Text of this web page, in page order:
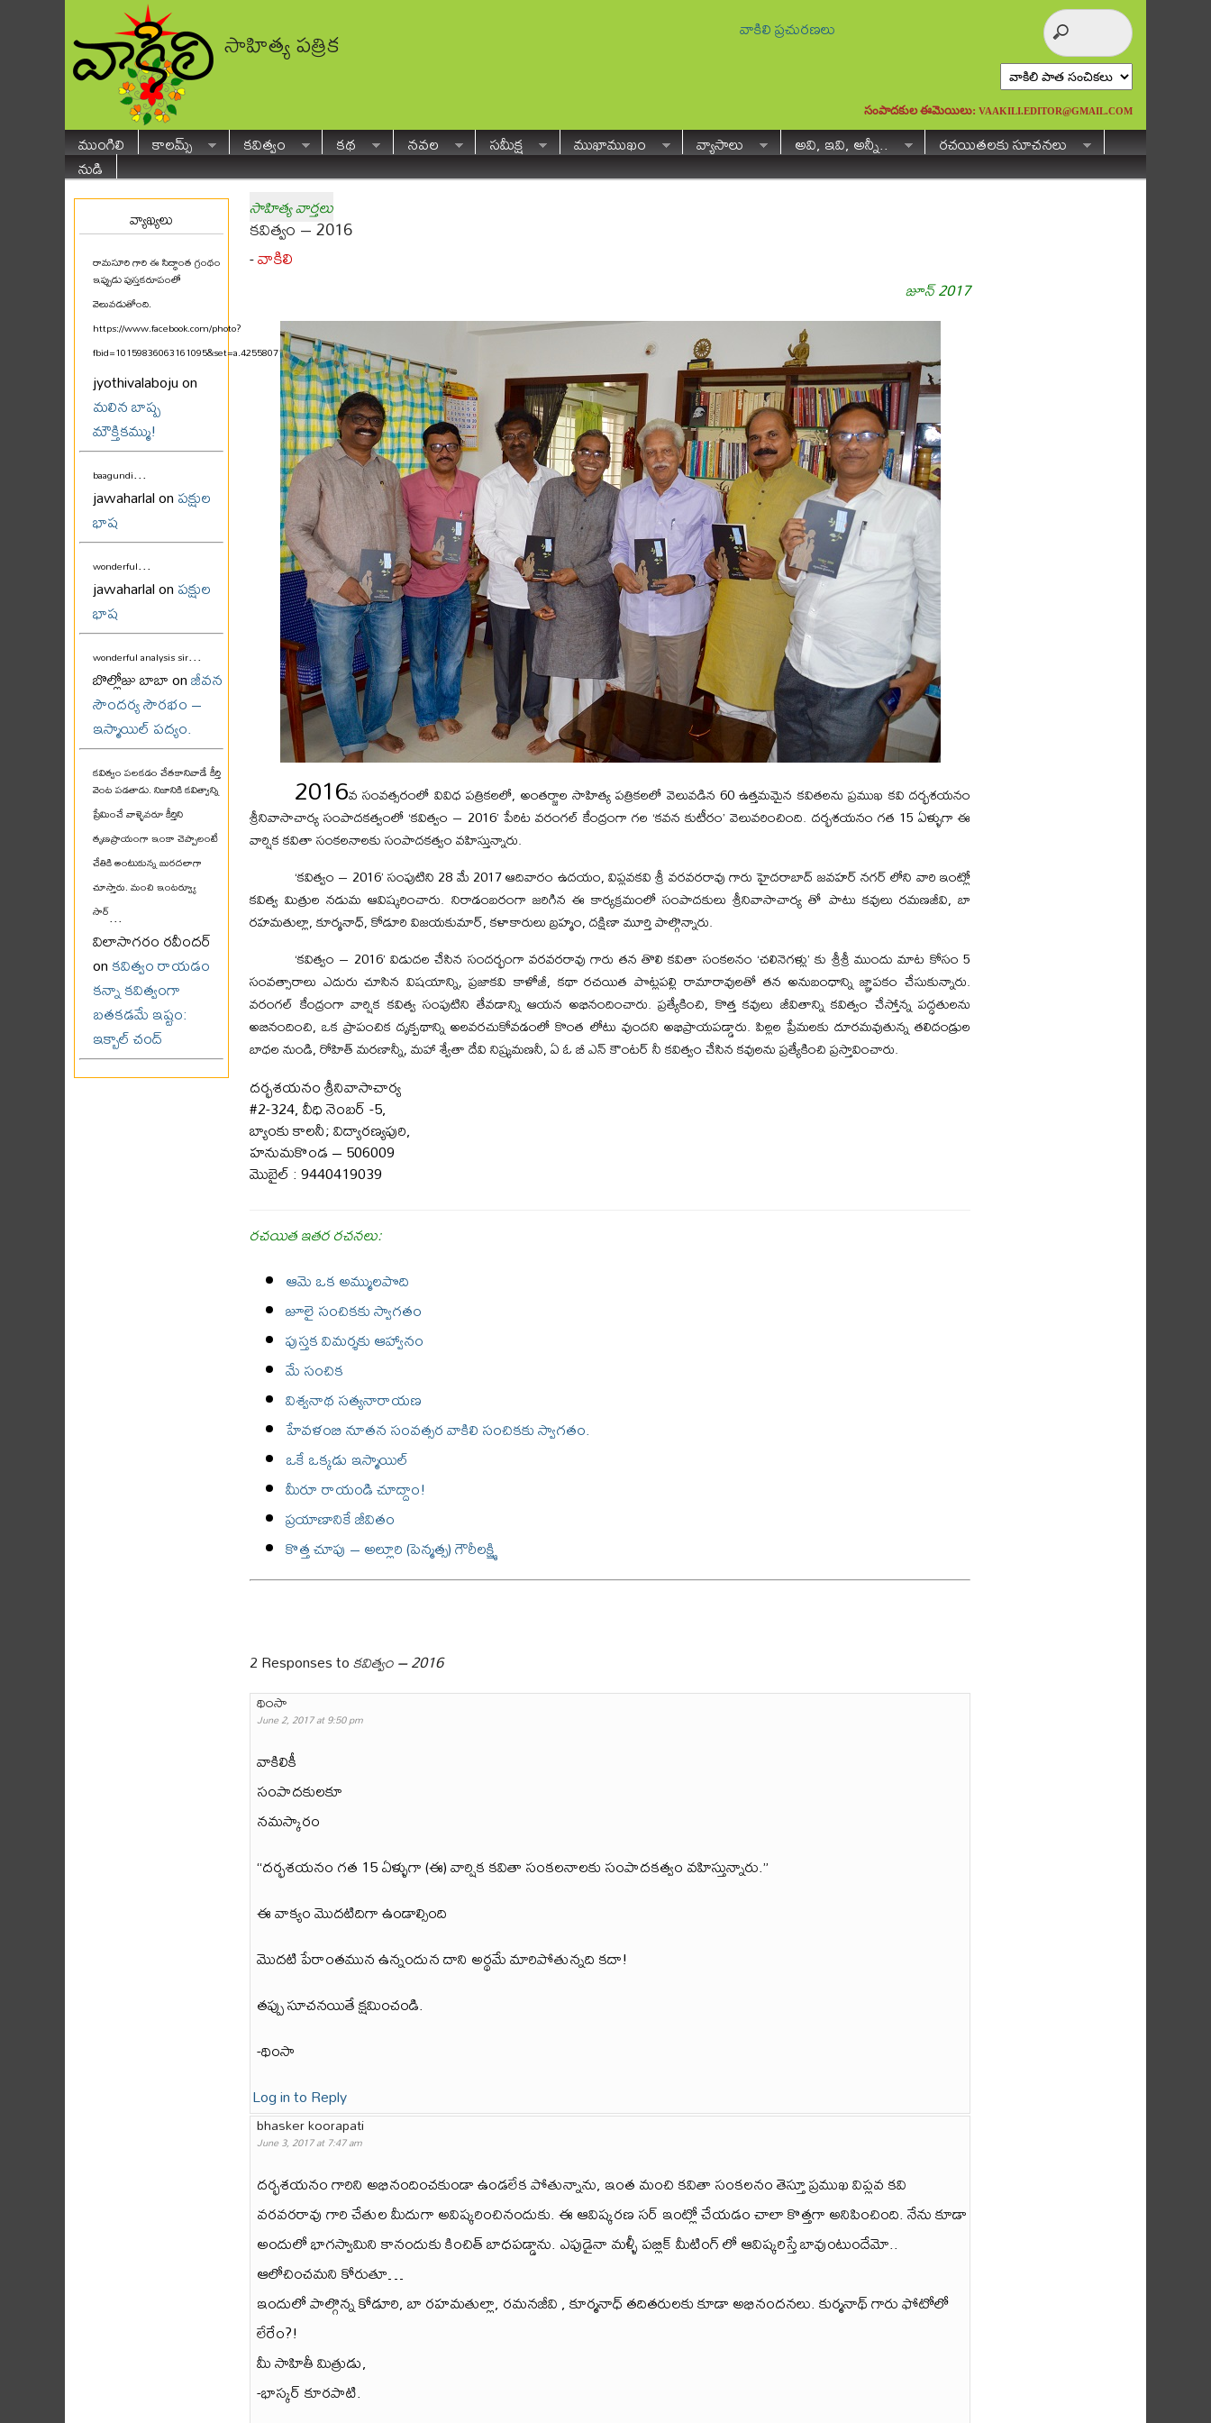
సాహిత్య పత్రిక వాకిలి ప్రచురణలు
సంపాదకుల ఈమెయిలు: VAAKILI.EDITOR@GMAIL.COM
ముంగిలి కాలమ్స్ కవిత్వం కథ నవల సమీక్ష ముఖాముఖం వ్యాసాలు అవి, ఇవి, అన్నీ..
రచయితలకు సూచనలు
నుడి
వ్యాఖ్యలు
రామసూరి గారి ఈ సిద్ధాంత గ్రంథం
ఇప్పుడు పుస్తకరూపంలో
వెలువడుతోంది.
https://www.facebook.com/photo?
fbid=10159836063161095&set=a.425580711094...
jyothivalaboju on
మలిన బాష్ప
మౌక్తికమ్ము!
baagundi...
jawaharlal onపక్షుల
భాష
wonderful...
jawaharlal onపక్షుల
భాష
wonderful analysis sir...
బొల్లోజు బాబా onజీవన
సౌందర్య సౌరభం –
ఇస్మాయిల్ పద్యం.
కవిత్వం పలకడం చేతకానివాడే కీర్తి
వెంట పడతాడు. నిజానికి కవిత్వాన్ని
ప్రేమించే వాళ్ళెవరూ కీర్తిని
తృణప్రాయంగా ఇంకా చెప్పాలంటే
చేతికి అంటుకున్న బురదలాగా
చూస్తారు. మంచి ఇంటర్వ్యూ
సార్...
విలాసాగరం రవీందర్
onకవిత్వం రాయడం
కన్నా కవిత్వంగా
బతకడమే ఇష్టం:
ఇక్బాల్ చంద్
సాహిత్య వార్తలు
కవిత్వం – 2016
-వాకిలి
జూన్ 2017
2016వ సంవత్సరంలో వివిధ పత్రికలలో, అంతర్జాల సాహిత్య పత్రికలలో వెలువడిన 60 ఉత్తమమైన కవితలను ప్రముఖ కవి దర్భశయనం
శ్రీనివాసాచార్య సంపాదకత్వంలో ‘కవిత్వం – 2016’ పేరిట వరంగల్ కేంద్రంగా గల ‘కవన కుటీరం’ వెలువరించింది. దర్భశయనం గత 15 ఏళ్ళుగా ఈ
వార్షిక కవితా సంకలనాలకు సంపాదకత్వం వహిస్తున్నారు.
‘కవిత్వం – 2016’ సంపుటిని 28 మే 2017 ఆదివారం ఉదయం, విప్లవకవి శ్రీ వరవరరావు గారు హైదరాబాద్ జవహర్ నగర్ లోని వారి ఇంట్లో
కవిత్వ మిత్రుల నడుమ ఆవిష్కరించారు. నిరాడంబరంగా జరిగిన ఈ కార్యక్రమంలో సంపాదకులు శ్రీనివాసాచార్య తో పాటు కవులు రమణజీవి, బా
రహమతుల్లా, కూర్మనాధ్, కోడూరి విజయకుమార్, కళాకారులు బ్రహ్మం, దక్షిణా మూర్తి పాల్గొన్నారు.
‘కవిత్వం – 2016’ విడుదల చేసిన సందర్భంగా వరవరరావు గారు తన తొలి కవితా సంకలనం ‘చలినెగళ్లు’ కు శ్రీశ్రీ ముందు మాట కోసం 5
సంవత్సారాలు ఎదురు చూసిన విషయాన్ని, ప్రజాకవి కాళోజీ, కథా రచయిత పొట్లపల్లి రామారావులతో తన అనుబంధాన్ని జ్ఞాపకం చేసుకున్నారు.
వరంగల్ కేంద్రంగా వార్షిక కవిత్వ సంపుటిని తేవడాన్ని ఆయన అభినందించారు. ప్రత్యేకించి, కొత్త కవులు జీవితాన్ని కవిత్వం చేస్తోన్న పద్ధతులను
అబినందించి, ఒక ప్రాపంచిక దృక్పథాన్ని అలవరచుకోవడంలో కొంత లోటు వుందని అభిప్రాయపడ్డారు. పిల్లల ప్రేమలకు దూరమవుతున్న తలిదండ్రుల
బాధల నుండి, రోహిత్ మరణాన్నీ, మహా శ్వేతా దేవి నిష్క్రమణనీ, ఏ ఓ బీ ఎన్ కౌంటర్ నీ కవిత్వం చేసిన కవులను ప్రత్యేకించి ప్రస్తావించారు.
దర్భశయనం శ్రీనివాసాచార్య
#2-324, వీధి నెంబర్ -5,
బ్యాంకు కాలనీ; విద్యారణ్యపురి,
హనుమకొండ – 506009
మొబైల్ : 9440419039
రచయిత ఇతర రచనలు:
ఆమె ఒక అమ్ములపొది
జూలై సంచికకు స్వాగతం
పుస్తక విమర్శకు ఆహ్వానం
మే సంచిక
విశ్వనాథ సత్యనారాయణ
హేవళంబి నూతన సంవత్సర వాకిలి సంచికకు స్వాగతం.
ఒకే ఒక్కడు ఇస్మాయిల్
మీరూ రాయండి చూద్దాం!
ప్రయాణానికే జీవితం
కొత్త చూపు – అల్లూరి (పెన్మత్స) గౌరీలక్ష్మి
2 Responses toకవిత్వం – 2016
థింసా
June 2, 2017 at 9:50 pm
వాకిలికీ
సంపాదకులకూ
నమస్కారం
“దర్భశయనం గత 15 ఏళ్ళుగా (ఈ) వార్షిక కవితా సంకలనాలకు సంపాదకత్వం వహిస్తున్నారు.”
ఈ వాక్యం మొదటిదిగా ఉండాల్సింది
మొదటి పేరాంతమున ఉన్నందున దాని అర్థమే మారిపోతున్నది కదా!
తప్పు సూచనయితే క్షమించండి.
-థింసా
Log in to Reply
bhasker koorapati
June 3, 2017 at 7:47 am
దర్భశయనం గారిని అభినందించకుండా ఉండలేక పోతున్నాను, ఇంత మంచి కవితా సంకలనం తెస్తూ ప్రముఖ విప్లవ కవి
వరవరరావు గారి చేతుల మీదుగా అవిష్కరించినందుకు. ఈ ఆవిష్కరణ సర్ ఇంట్లో చేయడం చాలా కొత్తగా అనిపించింది. నేను కూడా
అందులో భాగస్వామిని కానందుకు కించిత్ బాధపడ్డాను. ఎపుడైనా మళ్ళీ పబ్లిక్ మీటింగ్ లో ఆవిష్కరిస్తే బావుంటుందేమో..
ఆలోచించమని కోరుతూ…
ఇందులో పాల్గొన్న కోడూరి, బా రహమతుల్లా, రమనజీవి , కూర్మనాధ్ తదితరులకు కూడా అభినందనలు. కుర్మనాథ్ గారు ఫోటోలో
లేరేం?!
మీ సాహితీ మిత్రుడు,
-భాస్కర్ కూరపాటి.